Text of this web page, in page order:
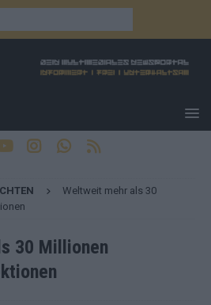
Weltweit mehr als 30
30 Millionen